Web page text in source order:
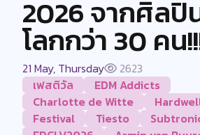
2026 จากศิลปิ
โลกกว่า 30 คน
21 May, Thursday
2623
เฟสติวัล
EDM Addicts
Charlotte de Witte
Festival
Tiesto